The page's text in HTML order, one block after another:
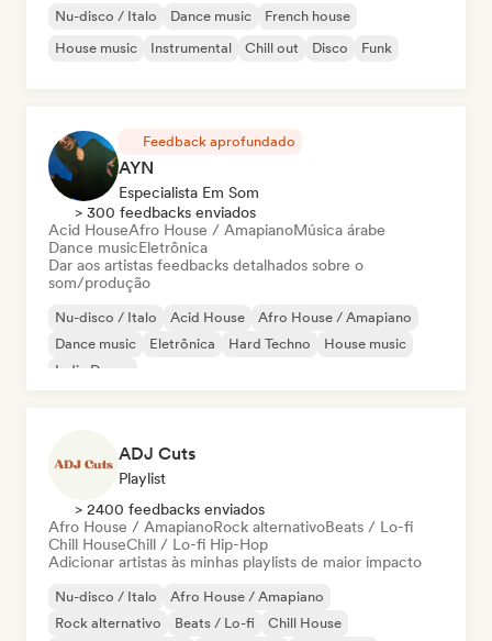
Nu-disco / Italo Dance music
French house
House music
Instrumental Chill out Disco Funk
Feedback aprofundado
AYN
Especialista Em Som
> 300 feedbacks enviados
Acid HouseAfro House / AmapianoMúsica árabe
Dance musicEletrônica
Dar aos artistas feedbacks detalhados sobre o
som/produção
Nu-disco / Italo Acid House
Afro House / Amapiano
Dance music
Eletrônica Hard Techno
House music
Indie Dance
ADJ Cuts
Playlist
> 2400 feedbacks enviados
Afro House / AmapianoRock alternativoBeats / Lo-fi
Chill HouseChill / Lo-fi Hip-Hop
Adicionar artistas às minhas playlists de maior impacto
Nu-disco / Italo
Afro House / Amapiano
Rock alternativo
Beats / Lo-fi Chill House